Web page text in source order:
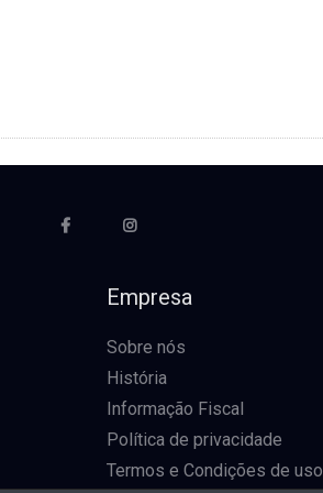
Empresa
Sobre nós
História
Informação Fiscal
Política de privacidade
Termos e Condições de uso